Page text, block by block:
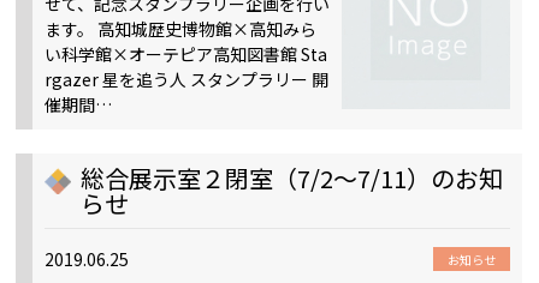
ます。 高知城歴史博物館×高知みら
い科学館×オーテピア高知図書館 Sta
rgazer 星を追う人 スタンプラリー 開
催期間…
総合展示室２閉室（7/2～7/11）のお知
らせ
2019.06.25 お知らせ